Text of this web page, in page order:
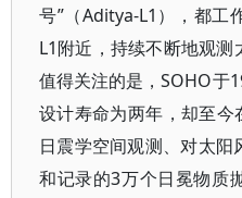
号”（Aditya-L1），都工
L1附近，持续不断地观测
值得关注的是，SOHO于
设计寿命为两年，却至今
日震学空间观测、对太
和记录的3万个日冕物质